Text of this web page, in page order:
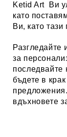
Ketid Art Ви
като
Ви, като
Разгледайте
за
последвайте
бъдете в
вдъхновете